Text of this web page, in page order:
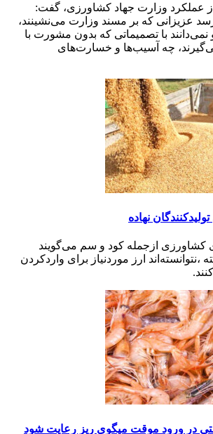
از عملکرد وزارت جهاد کشاورزی، گفت:
عزیزانی که بر مسند وزارت می‌نشینند،
و نمی‌دانند با تصمیماتی که بدون مشورت با
چه آسیب‌ها و خسارت‌های
نهاده
کشاورزی ازجمله کود و سم می‌گویند
ارز موردنیاز برای واردکردن
در ورود موقت میگوی ریز رعایت شود